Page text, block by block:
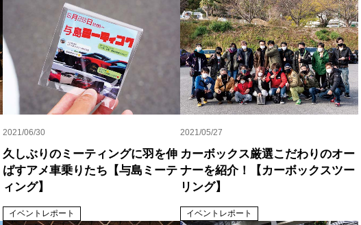
2021/06/30
久しぶりのミーティングに羽を伸
ばすアメ車乗りたち【与島ミーテ
ィング】
イベントレポート
2021/05/27
カーボックス厳選こだわりのオー
ナーを紹介！【カーボックスツー
リング】
イベントレポート